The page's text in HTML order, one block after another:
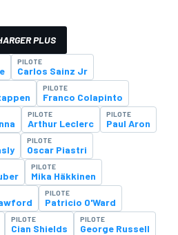
PLUS
PILOTE
Carlos Sainz Jr
PILOTE
Franco Colapinto
PILOTE
Arthur Leclerc
PILOTE
Paul Aron
PILOTE
Oscar Piastri
PILOTE
Mika Häkkinen
PILOTE
Patricio O'Ward
PILOTE
Cian Shields
PILOTE
George Russell